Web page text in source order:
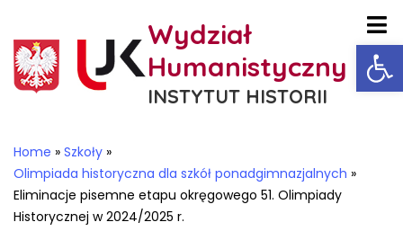
Wydział
Humanistyczny
INSTYTUT HISTORII
Home » Szkoły »
Olimpiada historyczna dla szkół ponadgimnazjalnych »
Eliminacje pisemne etapu okręgowego 51. Olimpiady
Historycznej w 2024/2025 r.